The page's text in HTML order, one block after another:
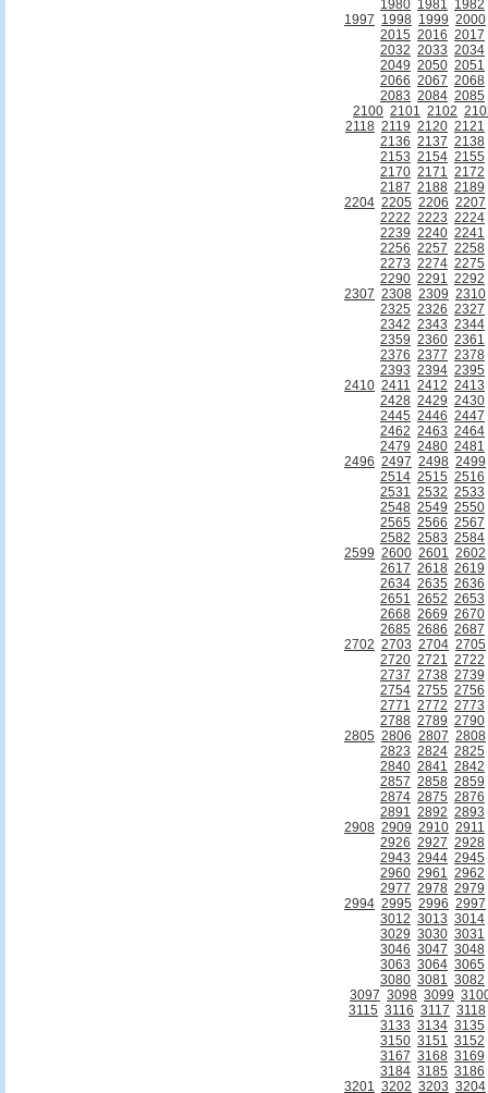
1980 1981 1982
1997 1998 1999 2000
2015 2016 2017
2032 2033 2034
2049 2050 2051
2066 2067 2068
2083 2084 2085
2100 2101 2102
2118 2119 2120 2121
2136 2137 2138
2153 2154 2155
2170 2171 2172
2187 2188 2189
2204 2205 2206 2207
2222 2223 2224
2239 2240 2241
2256 2257 2258
2273 2274 2275
2290 2291 2292
2307 2308 2309 2310
2325 2326 2327
2342 2343 2344
2359 2360 2361
2376 2377 2378
2393 2394 2395
2410 2411 2412 2413
2428 2429 2430
2445 2446 2447
2462 2463 2464
2479 2480 2481
2496 2497 2498 2499
2514 2515 2516
2531 2532 2533
2548 2549 2550
2565 2566 2567
2582 2583 2584
2599 2600 2601 2602
2617 2618 2619
2634 2635 2636
2651 2652 2653
2668 2669 2670
2685 2686 2687
2702 2703 2704 2705
2720 2721 2722
2737 2738 2739
2754 2755 2756
2771 2772 2773
2788 2789 2790
2805 2806 2807 2808
2823 2824 2825
2840 2841 2842
2857 2858 2859
2874 2875 2876
2891 2892 2893
2908 2909 2910 2911
2926 2927 2928
2943 2944 2945
2960 2961 2962
2977 2978 2979
2994 2995 2996 2997
3012 3013 3014
3029 3030 3031
3046 3047 3048
3063 3064 3065
3080 3081 3082
3097 3098 3099
3115 3116 3117 3118
3133 3134 3135
3150 3151 3152
3167 3168 3169
3184 3185 3186
3201 3202 3203 3204